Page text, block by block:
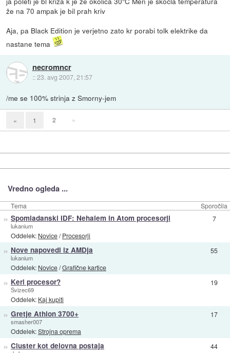
že na 70 ampak je bil prah kriv
Aja, pa Black Edition je verjetno zato kr porabi tolk elektrike da
nastane tema
necromncr
::23. avg 2007, 21:57
/me se 100% strinja z Smorny-jem
« 1 2 »
Vredno ogleda ...
Tema Sporočila
» Spomladanski IDF: Nehalem in Atom procesorji
lukanium
Oddelek: Novice/Procesorji
7
» Nove napovedi iz AMDja
lukanium
Oddelek: Novice/Grafične kartice
55
» Keri procesor?
Svizec69
Oddelek: Kaj kupiti
19
» Gretje Athlon 3700+
smasher007
Oddelek:Strojna oprema
17
» Cluster kot delovna postaja 44